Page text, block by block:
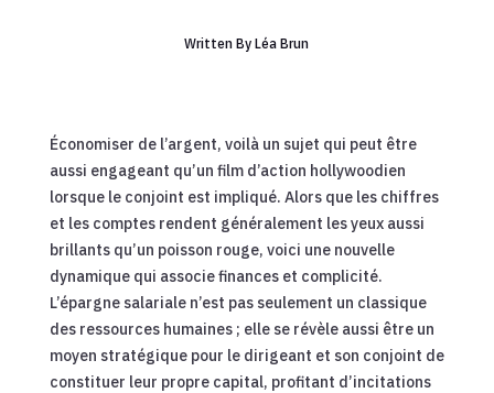
Written ByLéa Brun
Économiser de l’argent, voilà un sujet qui peut être
aussi engageant qu’un film d’action hollywoodien
lorsque le conjoint est impliqué. Alors que les chiffres
et les comptes rendent généralement les yeux aussi
brillants qu’un poisson rouge, voici une nouvelle
dynamique qui associe finances et complicité.
L’épargne salariale n’est pas seulement un classique
des ressources humaines ; elle se révèle aussi être un
moyen stratégique pour le dirigeant et son conjoint de
constituer leur propre capital, profitant d’incitations